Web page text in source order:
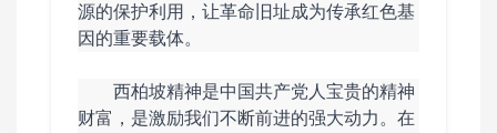
源的保护利用，让革命旧址成为传承红色基
因的重要载体。
西柏坡精神是中国共产党人宝贵的精神
财富，是激励我们不断前进的强大动力。在